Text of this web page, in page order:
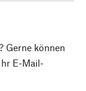
Gerne können
E-Mail-